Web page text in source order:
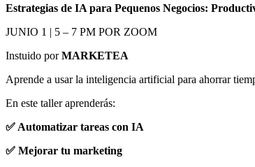
Estrategias de IA para Pequenos Negocios:
JUNIO 1 | 5 – 7 PM POR ZOOM
Instuido porMARKETEA
Aprende a usar la inteligencia artificial para ahorrar
En este taller aprenderás:
✅ Automatizar tareas con IA
✅ Mejorar tu marketing